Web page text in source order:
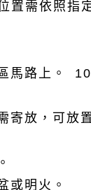
置需依 照指
馬路上。
寄放，可放
或明火。